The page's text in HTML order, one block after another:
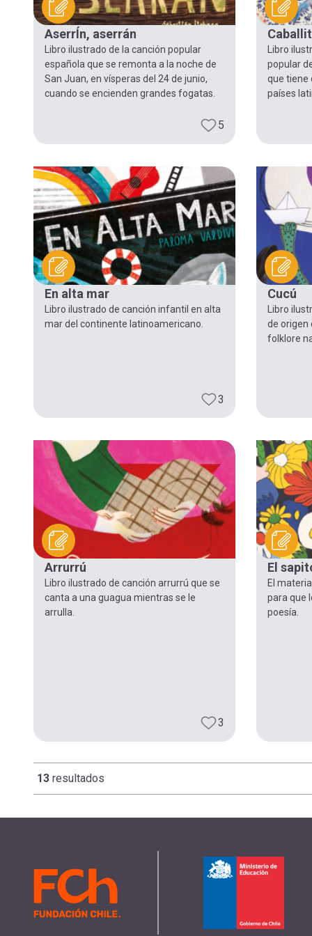
navegación
AserrÍn, aserrán
Libro ilustrado de la canción popular
española que se remonta a la noche de
San Juan, en vísperas del 24 de junio,
cuando se encienden grandes fogatas.
5
Libro
popular
que tiene
países
En alta mar
Libro ilustrado de canción infantil en alta
mar del continente latinoamericano.
3
Cucú
Libro
de origen
folklore
Arrurrú
Libro ilustrado de canción arrurrú que se
canta a una guagua mientras se le
arrulla.
3
El
El
para que
poesía.
13 resultados
Paginación